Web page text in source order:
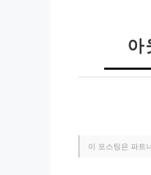
아
이 포스팅은 파트